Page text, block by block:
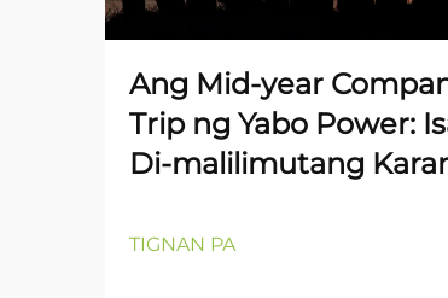
Ang Mid-year
Trip ng Yabo Power:
Di-malilimutang
TIGNAN PA